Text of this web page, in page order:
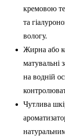
кремовою
та
вологу.
Жирна або
матувальні
на водній
Чутлива